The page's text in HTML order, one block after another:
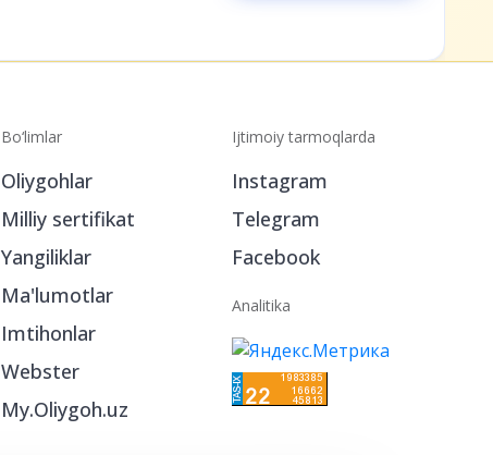
Bo‘limlar
Oliygohlar
Milliy sertifikat
Yangiliklar
Ma'lumotlar
Imtihonlar
Webster
My.Oliygoh.uz
Ijtimoiy tarmoqlarda
Instagram
Telegram
Facebook
Analitika